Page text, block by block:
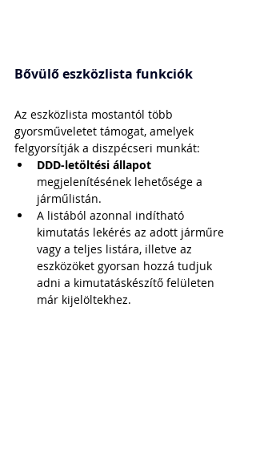
Bővülő eszközlista funkciók
Az eszközlista mostantól több
gyorsműveletet támogat, amelyek
felgyorsítják a diszpécseri munkát:
DDD-letöltési állapot
megjelenítésének lehetősége a
járműlistán.
A listából azonnal indítható
kimutatás lekérés az adott járműre
vagy a teljes listára, illetve az
eszközöket gyorsan hozzá tudjuk
adni a kimutatáskészítő felületen
már kijelöltekhez.